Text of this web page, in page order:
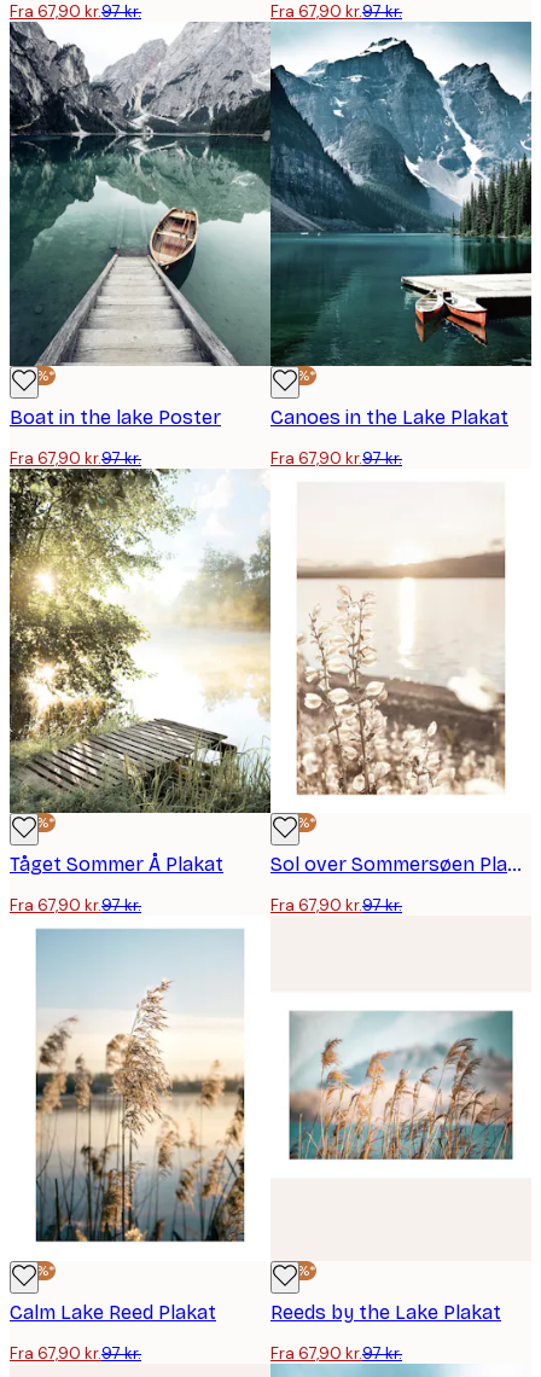
Fra 67,90 kr.97 kr. Fra 67,90 kr.97 kr.
-30%*
Boat in the lake Poster
Fra 67,90 kr.97 kr.
-30%*
Canoes in the Lake Plakat
Fra 67,90 kr.97 kr.
-30%*
Tåget Sommer Å Plakat
Fra 67,90 kr.97 kr.
-30%*
Sol over Sommersøen Plakat
Fra 67,90 kr.97 kr.
-30%*
Calm Lake Reed Plakat
Fra 67,90 kr.97 kr.
-30%*
Reeds by the Lake Plakat
Fra 67,90 kr.97 kr.